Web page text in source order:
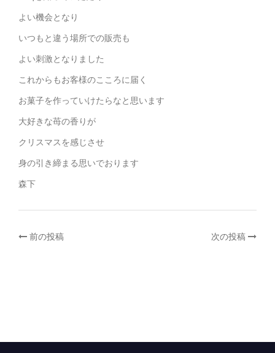
よい機会となり
いつもと違う場所での販売も
よい刺激となりました
これからもお客様のこころに届く
お菓子を作っていけたらなと思います
大好きな苺の香りが
クリスマスを感じさせ
身の引き締まる思いでおります
森下
投
前の投稿 次の投稿